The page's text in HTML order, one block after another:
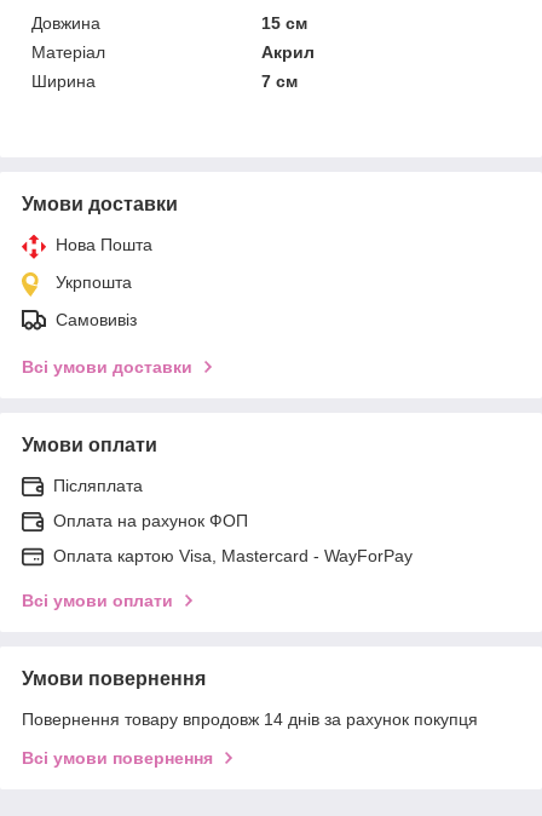
Довжина
15 см
Матеріал
Акрил
Ширина
7 см
Умови доставки
Нова Пошта
Укрпошта
Самовивіз
Всі умови доставки
Умови оплати
Післяплата
Оплата на рахунок ФОП
Оплата картою Visa, Mastercard - WayForPay
Всі умови оплати
Умови повернення
Повернення товару впродовж 14 днів за рахунок покупця
Всі умови повернення